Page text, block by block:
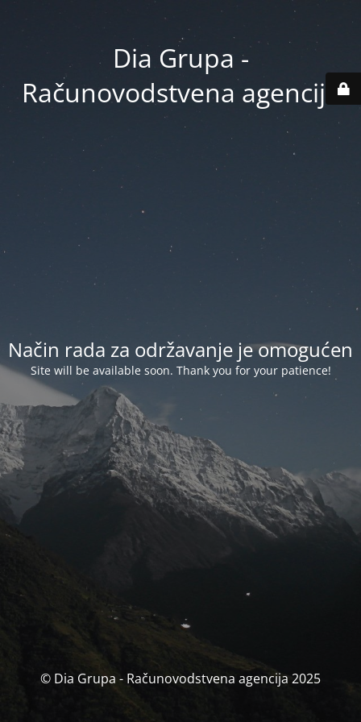
Dia Grupa -
Računovodstvena agencija
Način rada za održavanje je omogućen
Site will be available soon. Thank you for your patience!
© Dia Grupa - Računovodstvena agencija 2025